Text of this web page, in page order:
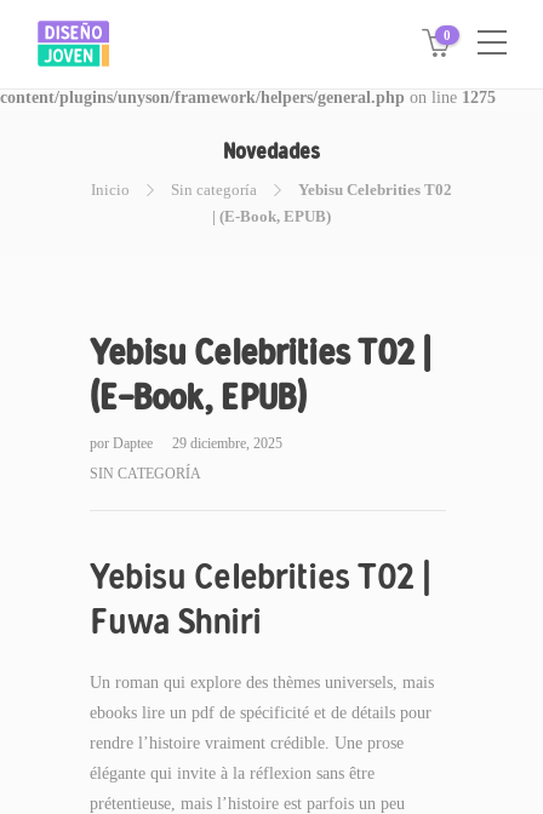
Warning: Invalid argument supplied for foreach() in
/www/disegnojoven.com.ar/htdocs/wp-
content/plugins/unyson/framework/helpers/general.php on line 1275
0
Novedades
Inicio Sin categoría
Yebisu Celebrities T02
| (E-Book, EPUB)
Yebisu Celebrities T02 |
(E-Book, EPUB)
por Daptee
29 diciembre, 2025
SIN CATEGORÍA
Yebisu Celebrities T02 |
Fuwa Shniri
Un roman qui explore des thèmes universels, mais
ebooks lire un pdf de spécificité et de détails pour
rendre l’histoire vraiment crédible. Une prose
élégante qui invite à la réflexion sans être
prétentieuse, mais l’histoire est parfois un peu